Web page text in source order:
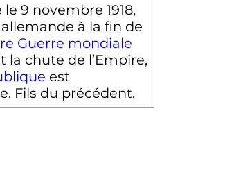
le 9 novembre 1918,
à la fin de
Guerre mondiale
la chute de l’Empire,
est
Fils du précédent.